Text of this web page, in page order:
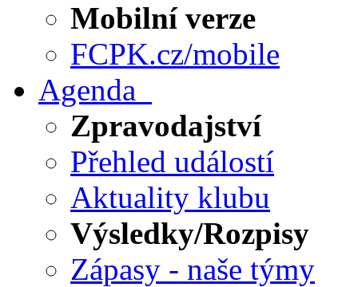
Mobilní verze
FCPK.cz/mobile
Agenda
Zpravodajství
Přehled událostí
Aktuality klubu
Výsledky/Rozpisy
Zápasy - naše týmy